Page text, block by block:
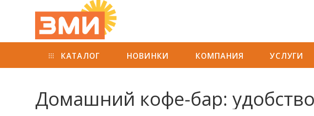
КАТАЛОГ НОВИНКИ КОМПАНИЯ УСЛУГИ
Домашний кофе-бар: